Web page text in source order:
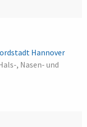
Hannover
, Nasen- und